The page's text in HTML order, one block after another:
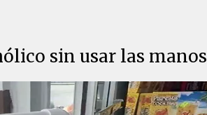
sin usar las manos